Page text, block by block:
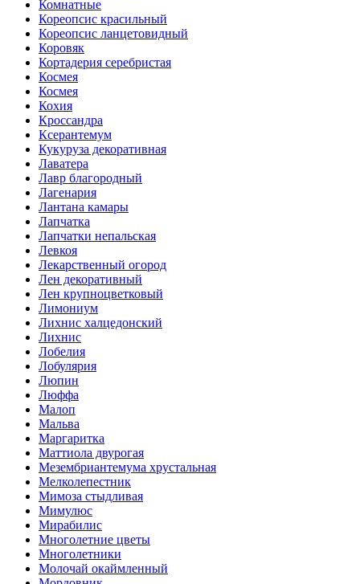
Комнатные
Кореопсис красильный
Кореопсис ланцетовидный
Коровяк
Кортадерия серебристая
Космея
Космея
Кохия
Кроссандра
Ксерантемум
Кукуруза декоративная
Лаватера
Лавр благородный
Лагенария
Лантана камары
Лапчатка
Лапчатки непальская
Левкоя
Лекарственный огород
Лен декоративный
Лен крупноцветковый
Лимониум
Лихнис халцедонский
Лихнис
Лобелия
Лобулярия
Люпин
Люффа
Малоп
Мальва
Маргаритка
Маттиола двурогая
Мезембриантемума хрустальная
Мелколепестник
Мимоза стыдливая
Мимулюс
Мирабилис
Многолетние цветы
Многолетники
Молочай окаймленный